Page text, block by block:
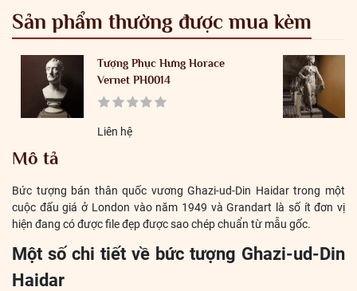
Sản phẩm thường được mua kèm
Tượng Phục Hưng Horace
Vernet PH0014
Liên hệ
Mô tả
Bức tượng bán thân quốc vương Ghazi-ud-Din Haidar trong một
cuộc đấu giá ở London vào năm 1949 và Grandart là số ít đơn vị
hiện đang có được file đẹp được sao chép chuẩn từ mẫu gốc.
Một số chi tiết về bức tượng Ghazi-ud-Din
Haidar